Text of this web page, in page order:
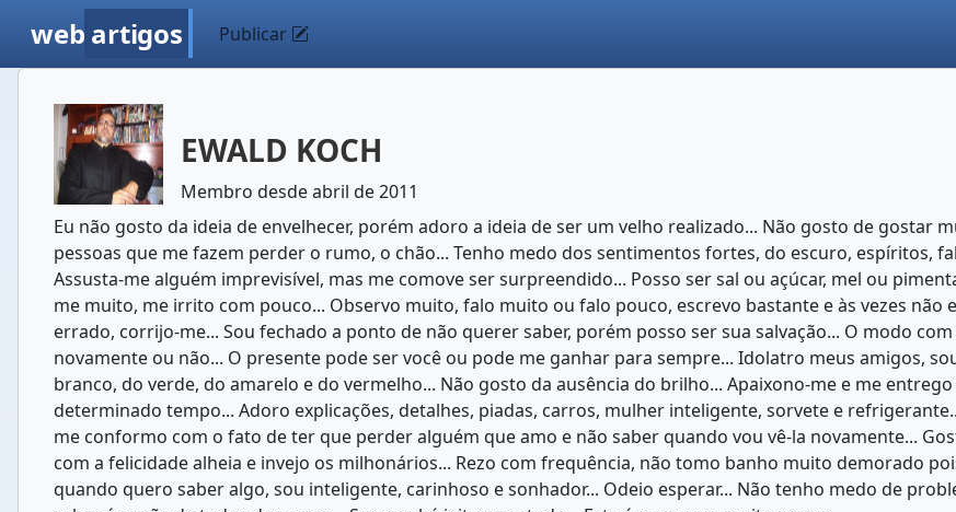
web artigos Publicar
EWALD KOCH
Membro desde abril de 2011
Eu não gosto da ideia de envelhecer, porém adoro a ideia de ser um velho realizado... Não gosto de gostar
pessoas que me fazem perder o rumo, o chão... Tenho medo dos sentimentos fortes, do escuro, espíritos,
Assusta-me alguém imprevisível, mas me comove ser surpreendido... Posso ser sal ou açúcar, mel ou
me muito, me irrito com pouco... Observo muito, falo muito ou falo pouco, escrevo bastante e às vezes não
errado, corrijo-me... Sou fechado a ponto de não querer saber, porém posso ser sua salvação... O modo
novamente ou não... O presente pode ser você ou pode me ganhar para sempre... Idolatro meus amigos,
branco, do verde, do amarelo e do vermelho... Não gosto da ausência do brilho... Apaixono-me e me
determinado tempo... Adoro explicações, detalhes, piadas, carros, mulher inteligente, sorvete e
me conformo com o fato de ter que perder alguém que amo e não saber quando vou vê-la novamente...
com a felicidade alheia e invejo os milhonários... Rezo com frequência, não tomo banho muito demorado
quando quero saber algo, sou inteligente, carinhoso e sonhador... Odeio esperar... Não tenho medo de